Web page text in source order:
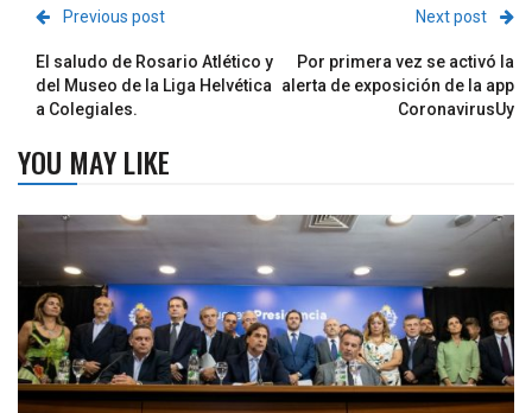
Previous post
El saludo de Rosario Atlético y
del Museo de la Liga Helvética
a Colegiales.
Next post
Por primera vez se activó la
alerta de exposición de la app
CoronavirusUy
YOU MAY LIKE